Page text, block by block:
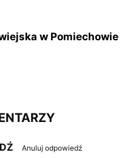
w Pomiechowie
Anuluj odpowiedź